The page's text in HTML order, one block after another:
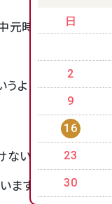
日
2
9
16
23
30
時期のカタログ
うようなニュースが
い、そんなニュア
す。